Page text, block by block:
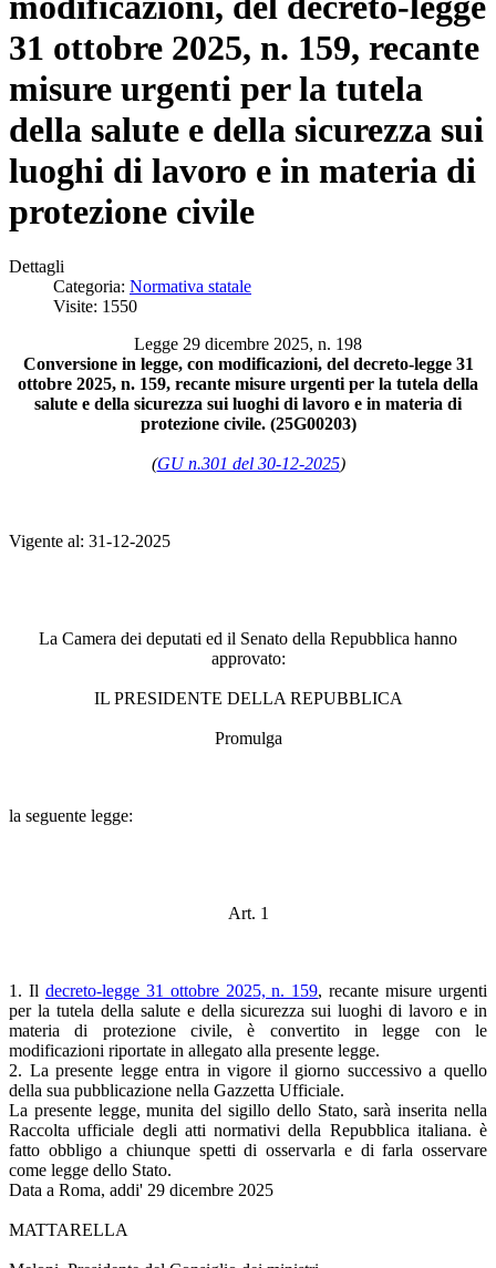
31 ottobre 2025, n. 159, recante
misure urgenti per la tutela
della salute e della sicurezza sui
luoghi di lavoro e in materia di
protezione civile
Dettagli
Categoria: Normativa statale
Visite: 1550
Legge 29 dicembre 2025, n. 198
Conversione in legge, con modificazioni, del decreto-legge 31
ottobre 2025, n. 159, recante misure urgenti per la tutela della
salute e della sicurezza sui luoghi di lavoro e in materia di
protezione civile. (25G00203)
(GU n.301 del 30-12-2025)
Vigente al: 31-12-2025
La Camera dei deputati ed il Senato della Repubblica hanno
approvato:
IL PRESIDENTE DELLA REPUBBLICA
Promulga
la seguente legge:
Art. 1
1. Il decreto-legge 31 ottobre 2025, n. 159, recante misure urgenti
per la tutela della salute e della sicurezza sui luoghi di lavoro e in
materia di protezione civile, è convertito in legge con le
modificazioni riportate in allegato alla presente legge.
2. La presente legge entra in vigore il giorno successivo a quello
della sua pubblicazione nella Gazzetta Ufficiale.
La presente legge, munita del sigillo dello Stato, sarà inserita nella
Raccolta ufficiale degli atti normativi della Repubblica italiana. è
fatto obbligo a chiunque spetti di osservarla e di farla osservare
come legge dello Stato.
Data a Roma, addi' 29 dicembre 2025
MATTARELLA